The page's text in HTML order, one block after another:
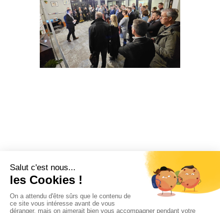
© CPME Nord – tous droits réservés